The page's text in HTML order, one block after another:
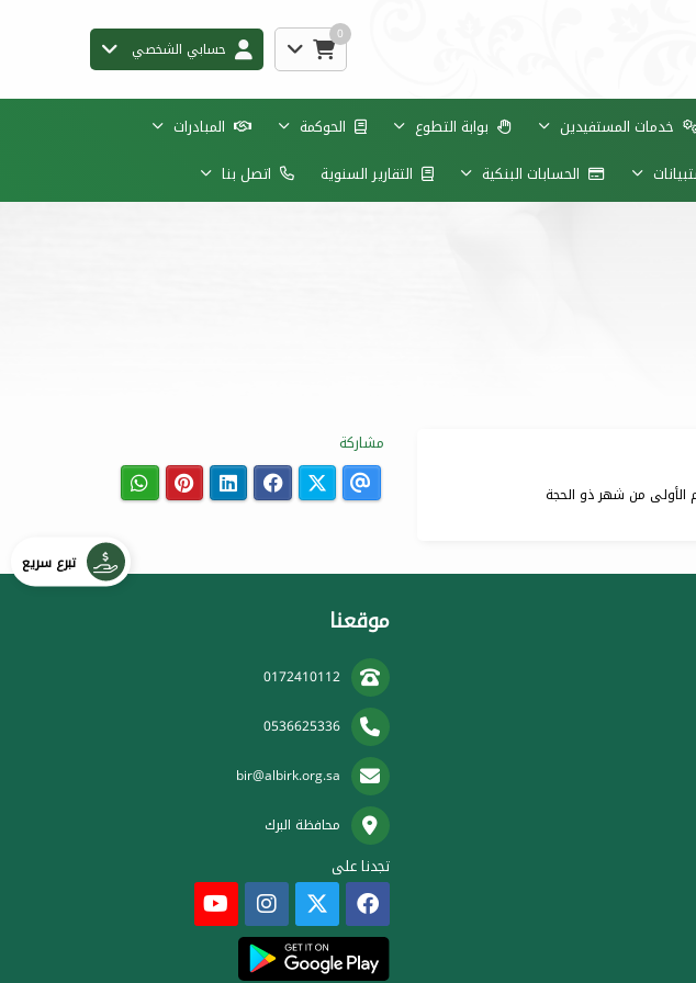
0
حسابي الشخصي
خدمات المستفيدين بوابة التطوع الحوكمة
المبادرات
الحسابات البنكية التقارير السنوية اتصل بنا
الأولى من شهر ذو الحجة
مشاركة
موقعنا
0172410112
0536625336
bir@albirk.org.sa
محافظة البرك
تجدنا على
تبرع سريع